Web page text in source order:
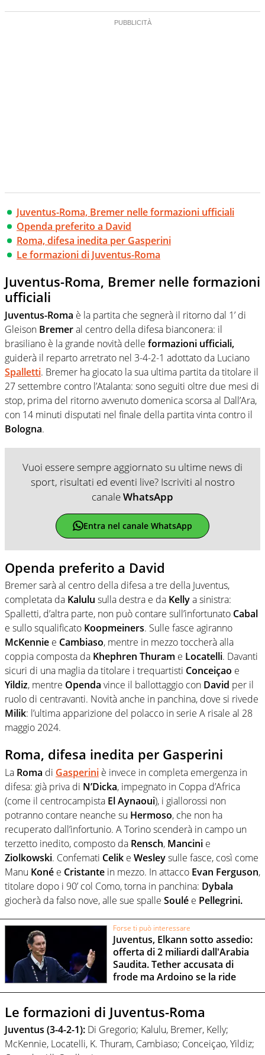
Juventus-Roma, Bremer nelle formazioni ufficiali
Openda preferito a David
Roma, difesa inedita per Gasperini
Le formazioni di Juventus-Roma
Juventus-Roma, Bremer nelle formazioni
ufficiali
Juventus-Roma è la partita che segnerà il ritorno dal 1’ di
Gleison Bremeral centro della difesa bianconera: il
brasiliano è la grande novità delle formazioni ufficiali,
guiderà il reparto arretrato nel 3-4-2-1 adottato da Luciano
Spalletti. Bremer ha giocato la sua ultima partita da titolare il
27 settembre contro l’Atalanta: sono seguiti oltre due mesi di
stop, prima del ritorno avvenuto domenica scorsa al Dall’Ara,
con 14 minuti disputati nel finale della partita vinta contro il
Bologna.
Vuoi essere sempre aggiornato su ultime news di
sport, risultati ed eventi live? Iscriviti al nostro
canaleWhatsApp
Entra nel canale WhatsApp
Openda preferito a David
Bremer sarà al centro della difesa a tre della Juventus,
completata da Kalulu sulla destra e da Kellya sinistra:
Spalletti, d’altra parte, non può contare sull’infortunato Cabal
e sullo squalificato Koopmeiners. Sulle fasce agiranno
McKennie e Cambiaso, mentre in mezzo toccherà alla
coppia composta da Khephren Thuram e Locatelli. Davanti
sicuri di una maglia da titolare i trequartisti Conceiçao e
Yildiz, mentre Openda vince il ballottaggio con David per il
ruolo di centravanti. Novità anche in panchina, dove si rivede
Milik: l’ultima apparizione del polacco in serie A risale al 28
maggio 2024.
Roma, difesa inedita per Gasperini
La Roma di Gasperini è invece in completa emergenza in
difesa: già priva di N’Dicka, impegnato in Coppa d’Africa
(come il centrocampista ElAynaoui), i giallorossi non
potranno contare neanche su Hermoso, che non ha
recuperato dall’infortunio. A Torino scenderà in campo un
terzetto inedito, composto da Rensch, Mancini e
Ziolkowski. Confemati Celik e Wesleysulle fasce, così come
Manu Koné e Cristante in mezzo. In attacco Evan Ferguson,
titolare dopo i 90’ col Como, torna in panchina: Dybala
giocherà da falso nove, alle sue spalle Soulé e Pellegrini.
Forse ti può interessare
Juventus, Elkann sotto assedio:
offerta di 2 miliardi dall'Arabia
Saudita. Tether accusata di
frode ma Ardoino se la ride
Le formazioni di Juventus-Roma
Juventus (3-4-2-1): Di Gregorio; Kalulu, Bremer, Kelly;
McKennie, Locatelli, K. Thuram, Cambiaso; Conceiçao, Yildiz;